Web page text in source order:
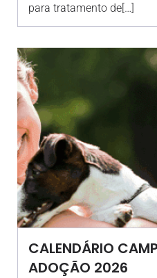
para tratamento de[…]
CALENDÁRIO
ADOÇÃO 2026